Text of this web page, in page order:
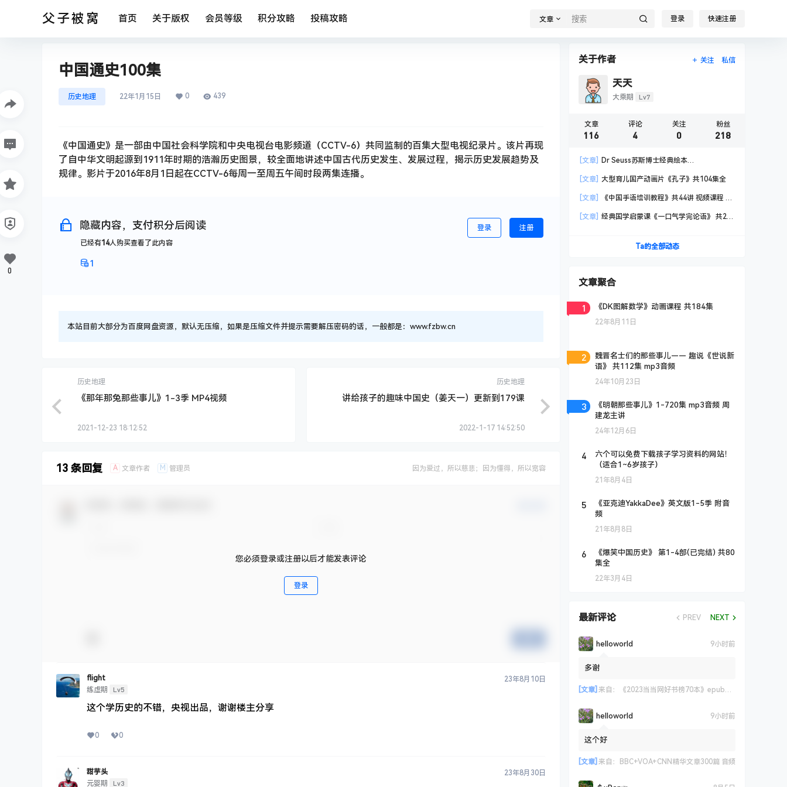
父子被窝 首页 关于版权 会员等级 积分攻略 投稿攻略 文章 登录 快速注册
中国通史100集
历史地理 22年1月15日 0 439
《中国通史》是一部由中国社会科学院和中央电视台电影频道（CCTV-6）共同监制的百集大型电视纪录片。该片再现
了自中华文明起源到1911年时期的浩瀚历史图景，较全面地讲述中国古代历史发生、发展过程，揭示历史发展趋势及
规律。影片于2016年8月1日起在CCTV-6每周一至周五午间时段两集连播。
隐藏内容，支付积分后阅读
已经有14人购买查看了此内容
1
登录 注册
本站目前大部分为百度网盘资源，默认无压缩，如果是压缩文件并提示需要解压密码的话，一般都是：www.fzbw.cn
0
历史地理
《那年那兔那些事儿》1-3季 MP4视频
2021-12-23 18:12:52
历史地理
讲给孩子的趣味中国史（姜天一）更新到179课
2022-1-17 14:52:50
13 条回复 A 文章作者 M 管理员 因为爱过，所以慈悲；因为懂得，所以宽容
您必须登录或注册以后才能发表评论
登录
flight
练虚期
Lv5
23年8月10日
这个学历史的不错，央视出品，谢谢楼主分享
0 0
甜芋头
元婴期
Lv3
23年8月30日
关于作者 关注 私信
天天
大乘期 Lv7
文章
116
评论
4
关注
0
粉丝
218
[文章]
Dr Seuss苏斯博士经典绘本
[文章]
大型育儿国产动画片《孔子》共104集全
[文章]
《中国手语培训教程》共44讲 视频课程 国
[文章]
经典国学启蒙课《一口气学完论语》 共25
Ta的全部动态
文章聚合
1 《DK图解数学》动画课程 共184集
22年8月11日
2
魏晋名士们的那些事儿—— 趣说《世说新
语》 共112集 mp3音频
24年10月23日
3
《明朝那些事儿》1-720集 mp3音频 周
建龙主讲
24年12月6日
4
六个可以免费下载孩子学习资料的网站！
（适合1~6岁孩子）
21年8月4日
5
《亚克迪YakkaDee》英文版1-5季 附音
频
21年8月8日
6
《爆笑中国历史》 第1-4部(已完结) 共80
集全
22年3月4日
最新评论 PREV NEXT
helloworld 9小时前
多谢
[文章] 来自： 《2023当当网好书榜70本》epub+azw3+mobi格式
helloworld 9小时前
这个好
[文章] 来自： BBC+VOA+CNN精华文章300篇 音频